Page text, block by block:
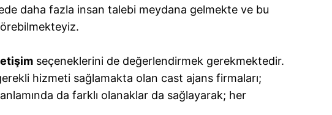
daha fazla insan talebi meydana gelmekte ve bu
seçeneklerini de değerlendirmek gerekmektedir.
hizmeti sağlamakta olan cast ajans firmaları;
anlamında da farklı olanaklar da sağlayarak; her